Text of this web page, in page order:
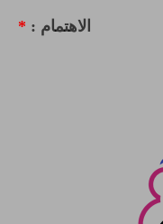
الاهتمام : *